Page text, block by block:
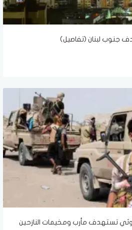
جنوب لبنان (تفاصيل)
تستهدف مأرب ومخيمات النازحين